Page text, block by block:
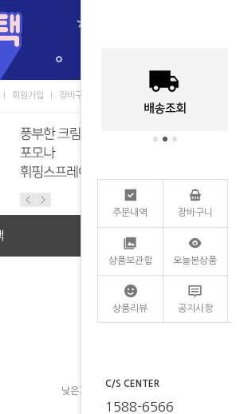
회원가입 장바구니
낮은가격 높은가격
주문내역 장바구니
상품보관함 오늘본상품
상품리뷰 공지사항
C/S CENTER
1588-6566